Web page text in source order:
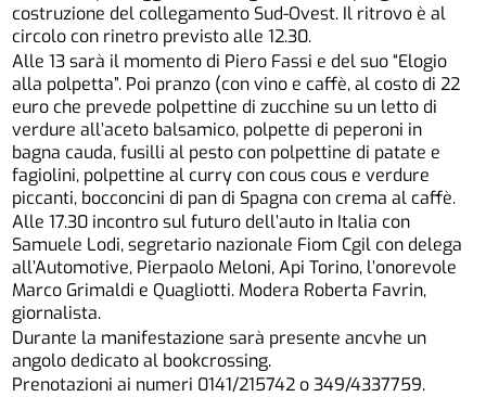
costruzione del collegamento Sud-Ovest. Il ritrovo è al
circolo con rinetro previsto alle 12.30.
Alle 13 sarà il momento di Piero Fassi e del suo “Elogio
alla polpetta”. Poi pranzo (con vino e caffè, al costo di 22
euro che prevede polpettine di zucchine su un letto di
verdure all’aceto balsamico, polpette di peperoni in
bagna cauda, fusilli al pesto con polpettine di patate e
fagiolini, polpettine al curry con cous cous e verdure
piccanti, bocconcini di pan di Spagna con crema al caffè.
Alle 17.30 incontro sul futuro dell’auto in Italia con
Samuele Lodi, segretario nazionale Fiom Cgil con delega
all’Automotive, Pierpaolo Meloni, Api Torino, l’onorevole
Marco Grimaldi e Quagliotti. Modera Roberta Favrin,
giornalista.
Durante la manifestazione sarà presente ancvhe un
angolo dedicato al bookcrossing.
Prenotazioni ai numeri 0141/215742 o 349/4337759.